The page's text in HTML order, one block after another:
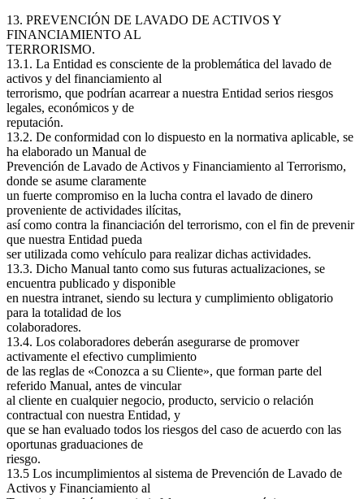
13. PREVENCIÓN DE LAVADO DE ACTIVOS Y
FINANCIAMIENTO AL
TERRORISMO.
13.1. La Entidad es consciente de la problemática del lavado de
activos y del financiamiento al
terrorismo, que podrían acarrear a nuestra Entidad serios riesgos
legales, económicos y de
reputación.
13.2. De conformidad con lo dispuesto en la normativa aplicable, se
ha elaborado un Manual de
Prevención de Lavado de Activos y Financiamiento al Terrorismo,
donde se asume claramente
un fuerte compromiso en la lucha contra el lavado de dinero
proveniente de actividades ilícitas,
así como contra la financiación del terrorismo, con el fin de prevenir
que nuestra Entidad pueda
ser utilizada como vehículo para realizar dichas actividades.
13.3. Dicho Manual tanto como sus futuras actualizaciones, se
encuentra publicado y disponible
en nuestra intranet, siendo su lectura y cumplimiento obligatorio
para la totalidad de los
colaboradores.
13.4. Los colaboradores deberán asegurarse de promover
activamente el efectivo cumplimiento
de las reglas de «Conozca a su Cliente», que forman parte del
referido Manual, antes de vincular
al cliente en cualquier negocio, producto, servicio o relación
contractual con nuestra Entidad, y
que se han evaluado todos los riesgos del caso de acuerdo con las
oportunas graduaciones de
riesgo.
13.5 Los incumplimientos al sistema de Prevención de Lavado de
Activos y Financiamiento al